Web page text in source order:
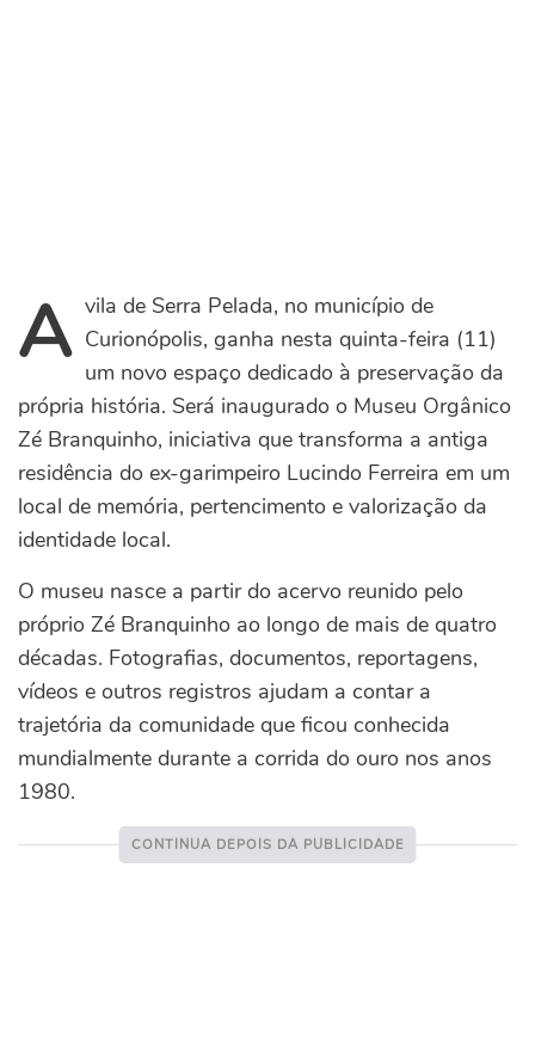
Avila de Serra Pelada, no município de
Curionópolis, ganha nesta quinta-feira (11)
um novo espaço dedicado à preservação da
própria história. Será inaugurado o Museu Orgânico
Zé Branquinho, iniciativa que transforma a antiga
residência do ex-garimpeiro Lucindo Ferreira em um
local de memória, pertencimento e valorização da
identidade local.
O museu nasce a partir do acervo reunido pelo
próprio Zé Branquinho ao longo de mais de quatro
décadas. Fotografias, documentos, reportagens,
vídeos e outros registros ajudam a contar a
trajetória da comunidade que ficou conhecida
mundialmente durante a corrida do ouro nos anos
1980.